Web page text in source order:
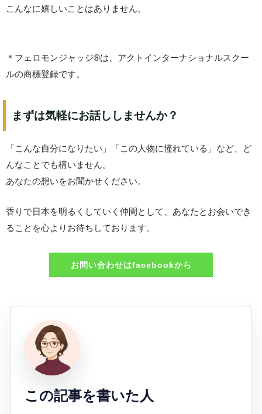
こんなに嬉しいことはありません。
＊フェロモンジャッジ®は、アクトインターナショナルスクー
ルの商標登録です。
まずは気軽にお話ししませんか？
「こんな自分になりたい」「この人物に憧れている」など、ど
んなことでも構いません。
あなたの想いをお聞かせください。
香りで日本を明るくしていく仲間として、あなたとお会いでき
ることを心よりお待ちしております。
お問い合わせはfacebookから
この記事を書いた人